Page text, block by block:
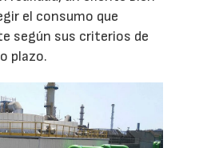
el consumo que
según sus criterios de
plazo.